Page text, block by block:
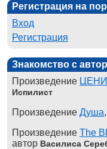
Регистрация на
Вход
Регистрация
Знакомство с
Произведение
Испилист
Произведение Душа
Произведение The
автор Василиса